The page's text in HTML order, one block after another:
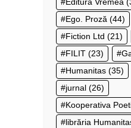
Ego. Proză (44)
Fiction Ltd (21)
FILIT (23)
Humanitas (35)
jurnal (26)
Kooperativa
librăria